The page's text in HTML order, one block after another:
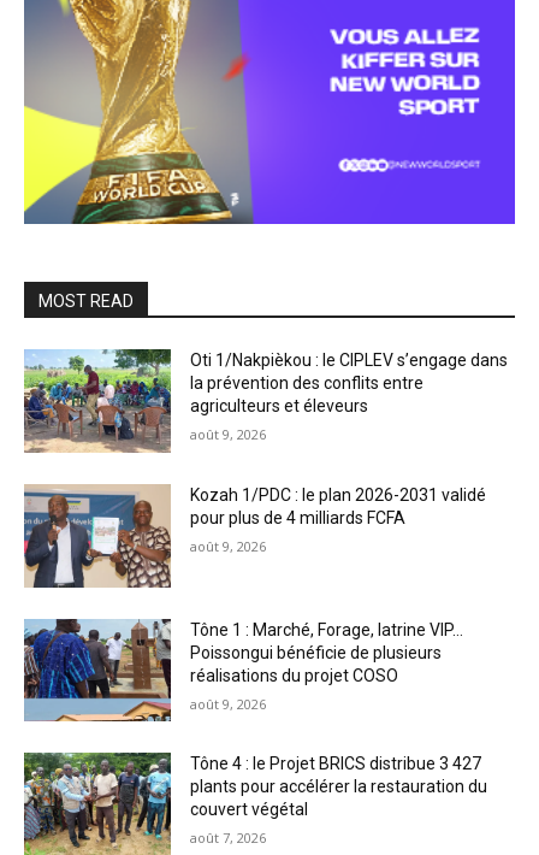
MOST READ
Oti 1/Nakpièkou : le CIPLEV s’engage dans
la prévention des conflits entre
agriculteurs et éleveurs
août 9, 2026
Kozah 1/PDC : le plan 2026-2031 validé
pour plus de 4 milliards FCFA
août 9, 2026
Tône 1 : Marché, Forage, latrine VIP…
Poissongui bénéficie de plusieurs
réalisations du projet COSO
août 9, 2026
Tône 4 : le Projet BRICS distribue 3 427
plants pour accélérer la restauration du
couvert végétal
août 7, 2026